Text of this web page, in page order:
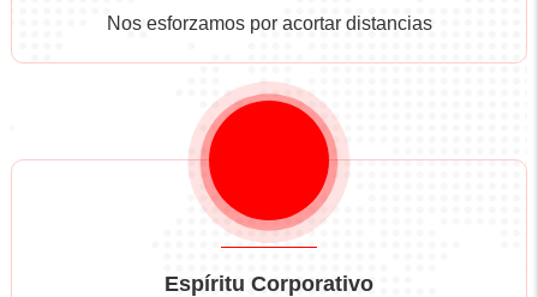
Nos esforzamos por acortar distancias
Espíritu Corporativo